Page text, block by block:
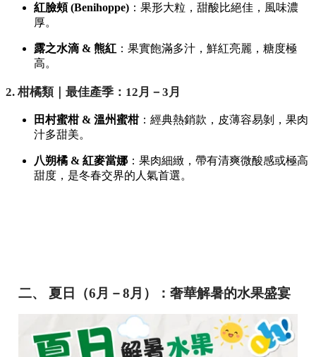
紅臉頰 (Benihoppe) ：果形大粒，甜酸比絕佳，風味濃
厚。
露之水滴 & 熊紅 ：果實飽滿多汁，鮮紅亮麗，糖度極
高。
2. 柑橘類｜最佳產季：12月－3月
田村蜜柑 & 溫州蜜柑：經典熱銷款，皮薄容易剝，果肉
汁多甜美。
八朔橘 & 紅麥當娜 ：果肉細緻，帶有清爽微酸感或極高
甜度，是冬春交界的人氣首選。
二、 夏日（6月－8月）：奢華解暑的水果盛宴